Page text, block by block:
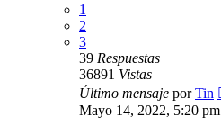
1
2
3
39 Respuestas
36891 Vistas
Último mensaje porTin
Mayo 14, 2022, 5:20 pm